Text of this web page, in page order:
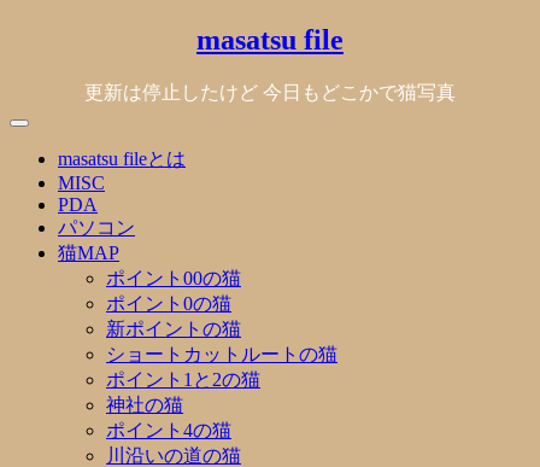
masatsu file
更新は停止したけど 今日もどこかで猫写真
masatsu fileとは
MISC
PDA
パソコン
猫MAP
ポイント00の猫
ポイント0の猫
新ポイントの猫
ショートカットルートの猫
ポイント1と2の猫
神社の猫
ポイント4の猫
川沿いの道の猫